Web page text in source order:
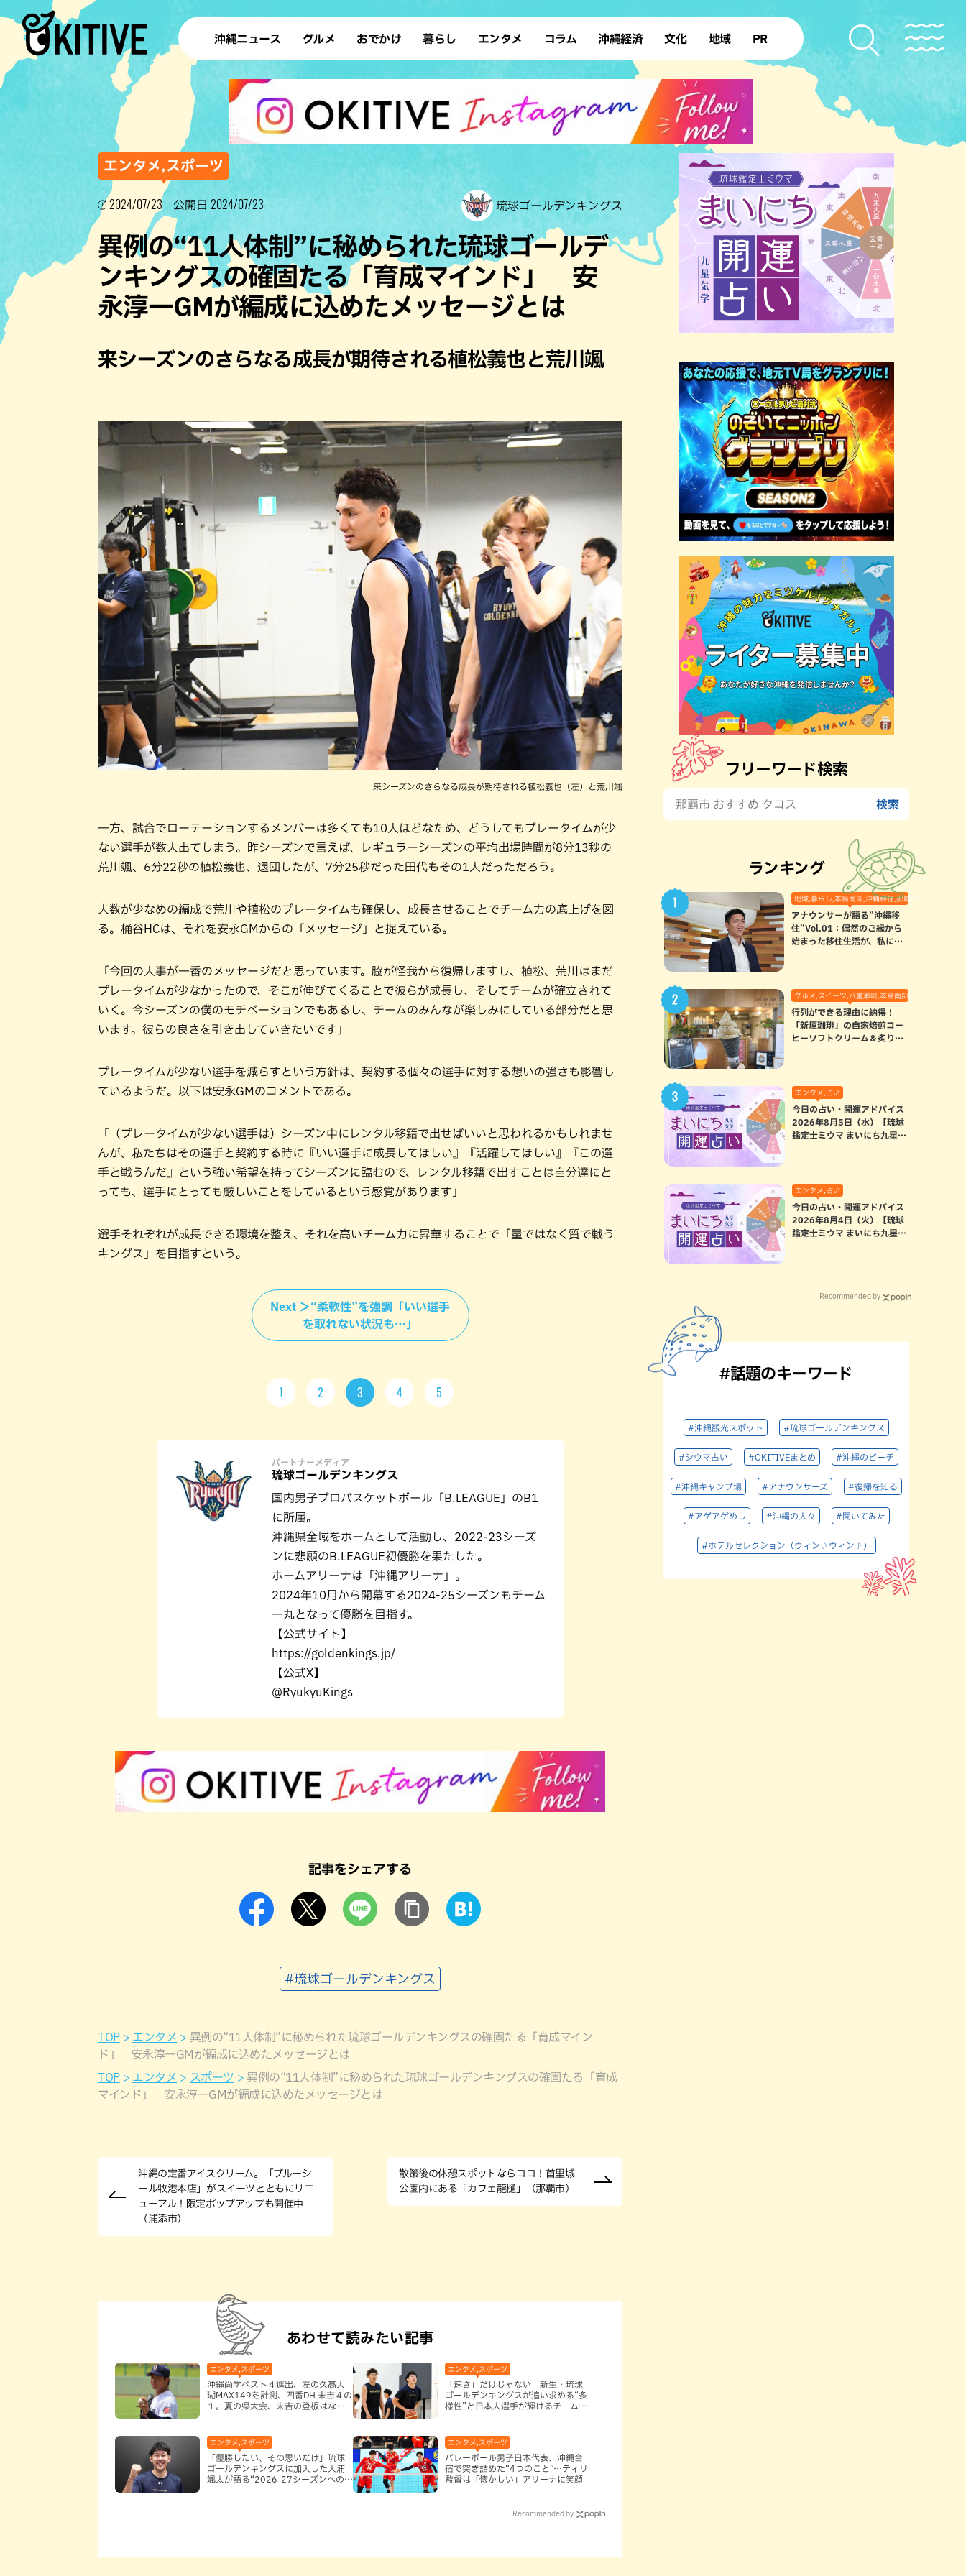
沖縄ニュース グルメ
ラーメン 沖縄そば
テイクアウト カフェ
すし・魚料理 和食・日本料理
イタリアン
フレンチ
ステーキ・焼肉 焼鳥・串料理
その他の肉料理 居酒屋・バー
ブッフェ・バイキング スイーツ
ハンバーガー タコス・タコライス
おでかけ
デート ドライブ
散歩 ソロ活
アート
ホテル
サウナ 公園
沖縄の海
暮らし
レシピ SDGs
ファッション ローカルニュース
沖縄移住 沖縄旧暦行事
エンタメ
スポーツ 占い
タレント・芸人 テレビ
コラム 沖縄経済 文化
復帰50年
地域
本島北部 本島中部
本島南部 先島諸島
北部離島
PR
エンタメ,スポーツ
2024/07/23 公開日 2024/07/23 琉球ゴールデンキングス
異例の“11人体制”に秘められた琉球ゴールデ
ンキングスの確固たる「育成マインド」 安
永淳一GMが編成に込めたメッセージとは
来シーズンのさらなる成長が期待される植松義也と荒川颯
来シーズンのさらなる成長が期待される植松義也（左）と荒川颯
一方、試合でローテーションするメンバーは多くても10人ほどなため、どうしてもプレータイムが少
ない選手が数人出てしまう。昨シーズンで言えば、レギュラーシーズンの平均出場時間が8分13秒の
荒川颯、6分22秒の植松義也、退団したが、7分25秒だった田代もその1人だっただろう。
人数が少なめの編成で荒川や植松のプレータイムも確保し、成長させることでチーム力の底上げを図
る。桶谷HCは、それを安永GMからの「メッセージ」と捉えている。
「今回の人事が一番のメッセージだと思っています。脇が怪我から復帰しますし、植松、荒川はまだ
プレータイムが少なかったので、そこが伸びてくることで彼らが成長し、そしてチームが確立されて
いく。今シーズンの僕のモチベーションでもあるし、チームのみんなが楽しみにしている部分だと思
います。彼らの良さを引き出していきたいです」
プレータイムが少ない選手を減らすという方針は、契約する個々の選手に対する想いの強さも影響し
ているようだ。以下は安永GMのコメントである。
「（プレータイムが少ない選手は）シーズン中にレンタル移籍で出せばいいと思われるかもしれませ
んが、私たちはその選手と契約する時に『いい選手に成長してほしい』『活躍してほしい』『この選
手と戦うんだ』という強い希望を持ってシーズンに臨むので、レンタル移籍で出すことは自分達にと
っても、選手にとっても厳しいことをしているという感覚があります」
選手それぞれが成長できる環境を整え、それを高いチーム力に昇華することで「量ではなく質で戦う
キングス」を目指すという。
Next ＞“柔軟性”を強調「いい選手
を取れない状況も…」
1 2 3 4 5
パートナーメディア
琉球ゴールデンキングス
国内男子プロバスケットボール「B.LEAGUE」のB1
に所属。
沖縄県全域をホームとして活動し、2022-23シーズ
ンに悲願のB.LEAGUE初優勝を果たした。
ホームアリーナは「沖縄アリーナ」。
2024年10月から開幕する2024-25シーズンもチーム
一丸となって優勝を目指す。
【公式サイト】
https://goldenkings.jp/
【公式X】
@RyukyuKings
記事をシェアする
#琉球ゴールデンキングス
TOP エンタメ
異例の“11人体制”に秘められた琉球ゴールデンキングスの確固たる「育成マイン
ド」 安永淳一GMが編成に込めたメッセージとは
TOP
エンタメ スポーツ
異例の“11人体制”に秘められた琉球ゴールデンキングスの確固たる「育成
マインド」 安永淳一GMが編成に込めたメッセージとは
沖縄の定番アイスクリーム。「ブルーシ
ール牧港本店」がスイーツとともにリニ
ューアル！限定ポップアップも開催中
（浦添市）
散策後の休憩スポットならココ！首里城
公園内にある「カフェ龍樋」（那覇市）
あわせて読みたい記事
エンタメ,スポーツ
沖縄尚学ベスト４進出、左の久髙大
瑚MAX149を計測、四番DH 末吉４の
１。夏の県大会、末吉の登板はなし
エンタメ,スポーツ
「速さ」だけじゃない 新生・琉球
ゴールデンキングスが追い求める“多
様性”と日本人選手が輝けるチームと
エンタメ,スポーツ
「優勝したい、その思いだけ」琉球
ゴールデンキングスに加入した大浦
颯太が語る“2026-27シーズンへの決
エンタメ,スポーツ
バレーボール男子日本代表、沖縄合
宿で突き詰めた“4つのこと”…ティリ
監督は「懐かしい」アリーナに笑顔
Recommended by
フリーワード検索
ランキング
地域,暮らし,本島南部,沖縄移住,那覇市
アナウンサーが語る”沖縄移
住”Vol.01：偶然のご縁から
始まった移住生活が、私にと
グルメ,スイーツ,八重瀬町,本島南部
行列ができる理由に納得！
「新垣珈琲」の自家焙煎コー
ヒーソフトクリーム＆炙りマ
エンタメ,占い
今日の占い・開運アドバイス
2026年8月5日（水）【琉球
鑑定士ミウマ まいにち九星気
エンタメ,占い
今日の占い・開運アドバイス
2026年8月4日（火）【琉球
鑑定士ミウマ まいにち九星気
Recommended by
#話題のキーワード
#沖縄観光スポット #琉球ゴールデンキングス
#シウマ占い #OKITIVEまとめ #沖縄のビーチ
#沖縄キャンプ場 #アナウンサーズ #復帰を知る
#アゲアゲめし #沖縄の人々 #聞いてみた
#ホテルセレクション（ウィン♪ウィン♪）